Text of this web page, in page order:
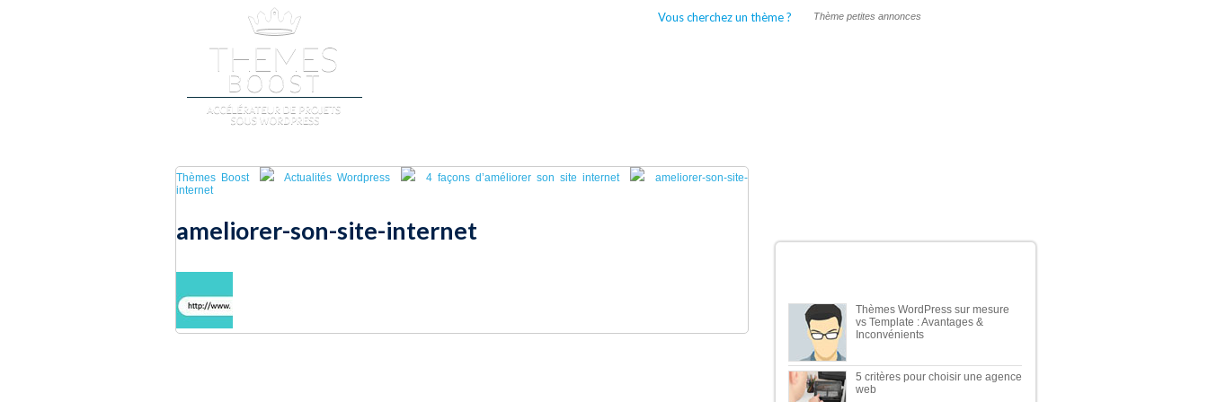
Vous cherchez un thème ?
Thèmes Boost Actualités Wordpress 4 façons d’améliorer son site internet
ameliorer-son-site-
internet
ameliorer-son-site-internet
Thèmes WordPress sur mesure
vs Template : Avantages &
Inconvénients
5 critères pour choisir une agence
web